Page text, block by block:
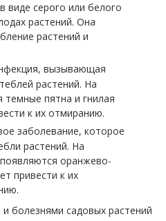
виде серого или белого
растений. Она
растений и
вызывающая
растений. На
темные пятна и гнилая
к их отмиранию.
заболевание, которое
растений. На
оранжево-
привести к их
болезнями садовых растений